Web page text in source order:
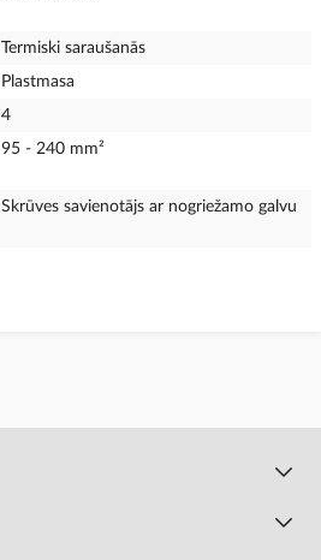
Termiski saraušanās
Plastmasa
4
95 - 240 mm²
Skrūves savienotājs ar nogriežamo galvu